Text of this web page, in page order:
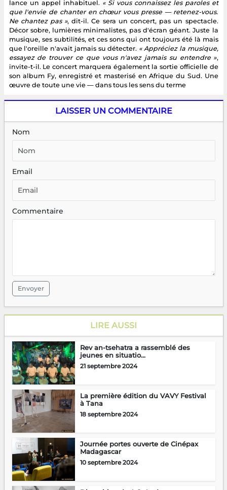
lance un appel inhabituel. « Si vous connaissez les paroles et
que l'envie de chanter en chœur vous presse — retenez-vous.
Ne chantez pas », dit-il. Ce sera un concert, pas un spectacle.
Décor sobre, lumières minimalistes, pas d'écran géant. Juste la
musique, ses subtilités, et ces sons qui ont toujours été là mais
que l'oreille n'avait jamais su détecter. « Appréciez la musique,
essayez de trouver ce que vous n'avez jamais su entendre »,
invite-t-il. Le concert marquera également la sortie officielle de
son album Fy, enregistré et masterisé en Afrique du Sud. Une
œuvre de toute une vie — dans tous les sens du terme
LAISSER UN COMMENTAIRE
Nom
Email
Commentaire
Envoyer
LIRE AUSSI
Rev an-tsehatra a rassemblé des
jeunes en situatio...
21 septembre 2024
La première édition du VAVY Festival
à Tana
18 septembre 2024
Journée portes ouverte de Cinépax
Madagascar
10 septembre 2024